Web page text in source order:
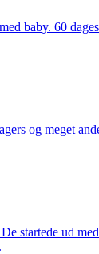
baby. 60
og meget
ud